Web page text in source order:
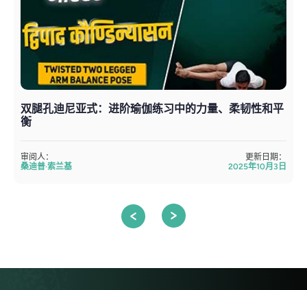
双腿孔迪尼亚式：进阶瑜伽练习中的力量、柔韧性和平
衡
审阅人：
桑迪普·索兰基
更新日期：
2025年10月3日